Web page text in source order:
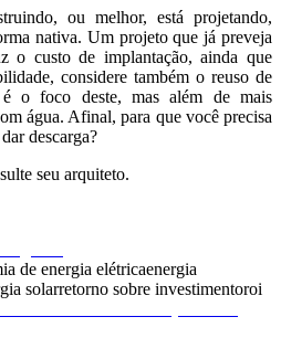
ou melhor, está projetando,
nativa. Um projeto que já preveja
o custo de implantação, ainda que
considere também o reuso de
o foco deste, mas além de mais
água. Afinal, para que você precisa
descarga?
seu arquiteto.
de energia elétricaenergia
solarretorno sobre investimentoroi